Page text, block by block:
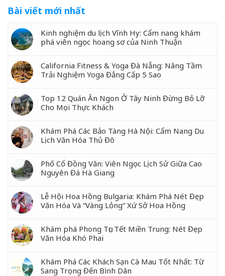
Bài viết mới nhất
Kinh nghiệm du lịch Vĩnh Hy: Cẩm nang khám
phá viên ngọc hoang sơ của Ninh Thuận
California Fitness & Yoga Đà Nẵng: Nâng Tầm
Trải Nghiệm Yoga Đẳng Cấp 5 Sao
Top 12 Quán Ăn Ngon Ở Tây Ninh Đừng Bỏ Lỡ
Cho Mọi Thực Khách
Khám Phá Các Bảo Tàng Hà Nội: Cẩm Nang Du
Lịch Văn Hóa Thủ Đô
Phố Cổ Đồng Văn: Viên Ngọc Lịch Sử Giữa Cao
Nguyên Đá Hà Giang
Lễ Hội Hoa Hồng Bulgaria: Khám Phá Nét Đẹp
Văn Hóa Và “Vàng Lỏng” Xứ Sở Hoa Hồng
Khám phá Phong Tục Tết Miền Trung: Nét Đẹp
Văn Hóa Khó Phai
Khám Phá Các Khách Sạn Cà Mau Tốt Nhất: Từ
Sang Trọng Đến Bình Dân